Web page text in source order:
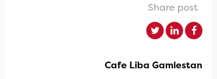
Share post
Cafe Liba Gamlestan